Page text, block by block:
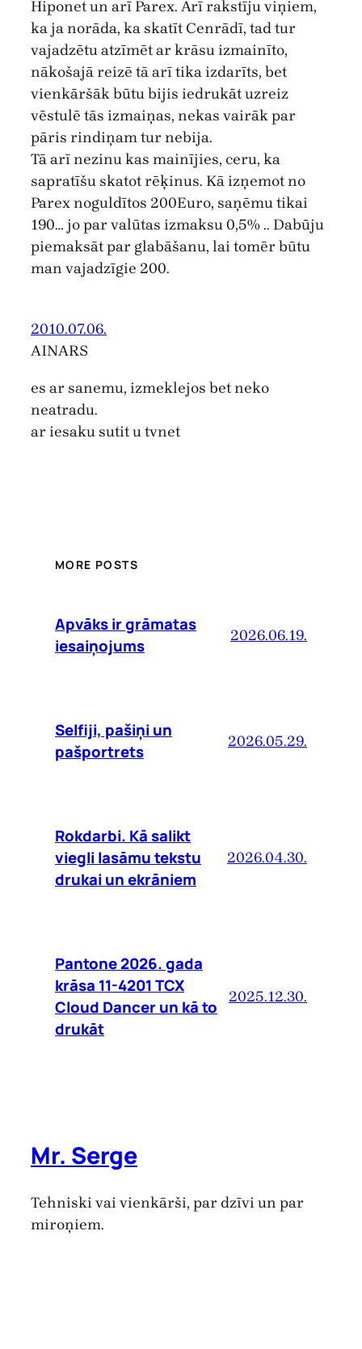
Hiponet un arī Parex. Arī rakstīju viņiem,
ka ja norāda, ka skatīt Cenrādī, tad tur
vajadzētu atzīmēt ar krāsu izmainīto,
nākošajā reizē tā arī tika izdarīts, bet
vienkāršāk būtu bijis iedrukāt uzreiz
vēstulē tās izmaiņas, nekas vairāk par
pāris rindiņam tur nebija.
Tā arī nezinu kas mainījies, ceru, ka
sapratīšu skatot rēķinus. Kā izņemot no
Parex noguldītos 200Euro, saņēmu tikai
190… jo par valūtas izmaksu 0,5% .. Dabūju
piemaksāt par glabāšanu, lai tomēr būtu
man vajadzīgie 200.
2010.07.06.
AINARS
es ar sanemu, izmeklejos bet neko
neatradu.
ar iesaku sutit u tvnet
MORE POSTS
Apvāks ir grāmatas
iesaiņojums
2026.06.19.
Selfiji, pašiņi un
pašportrets
2026.05.29.
Rokdarbi. Kā salikt
viegli lasāmu tekstu
drukai un ekrāniem
2026.04.30.
Pantone 2026. gada
krāsa 11-4201 TCX
Cloud Dancer un kā to
drukāt
2025.12.30.
Mr. Serge
Tehniski vai vienkārši, par dzīvi un par
miroņiem.